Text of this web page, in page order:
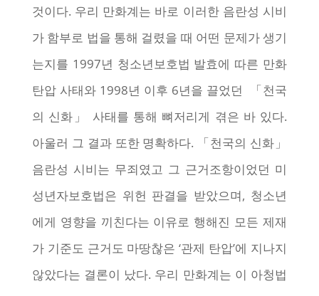
것이다. 우리 만화계는 바로 이러한 음란성 시비
가 함부로 법을 통해 걸렸을 때 어떤 문제가 생기
는지를 1997년 청소년보호법 발효에 따른 만화
탄압 사태와 1998년 이후 6년을 끌었던 「천국
의 신화」 사태를 통해 뼈저리게 겪은 바 있다.
아울러 그 결과 또한 명확하다. 「천국의 신화」
음란성 시비는 무죄였고 그 근거조항이었던 미
성년자보호법은 위헌 판결을 받았으며, 청소년
에게 영향을 끼친다는 이유로 행해진 모든 제재
가 기준도 근거도 마땅찮은 ‘관제 탄압’에 지나지
않았다는 결론이 났다. 우리 만화계는 이 아청법